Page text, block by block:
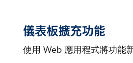
儀表板擴充功能
使用 Web 應用程式將功能